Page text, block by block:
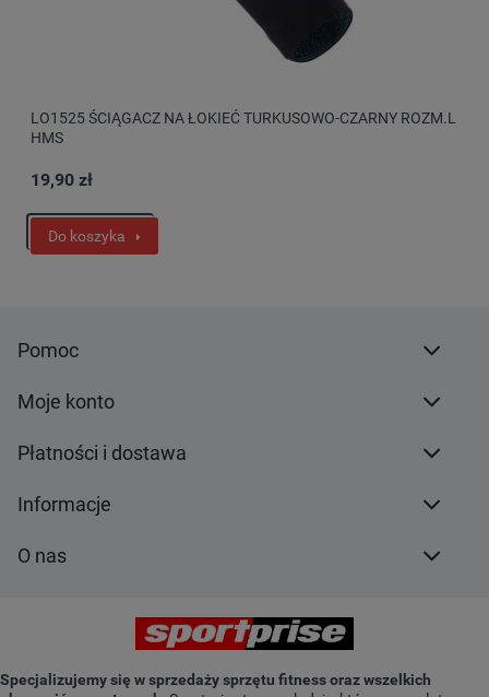
LO1525 ŚCIĄGACZ NA ŁOKIEĆ TURKUSOWO-CZARNY ROZM.L
HMS
19,90 zł
Do koszyka
Pomoc
Moje konto
Płatności i dostawa
Informacje
O nas
Specjalizujemy się w sprzedaży sprzętu fitness oraz wszelkich